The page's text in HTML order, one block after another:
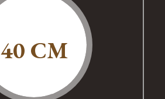
40 CM